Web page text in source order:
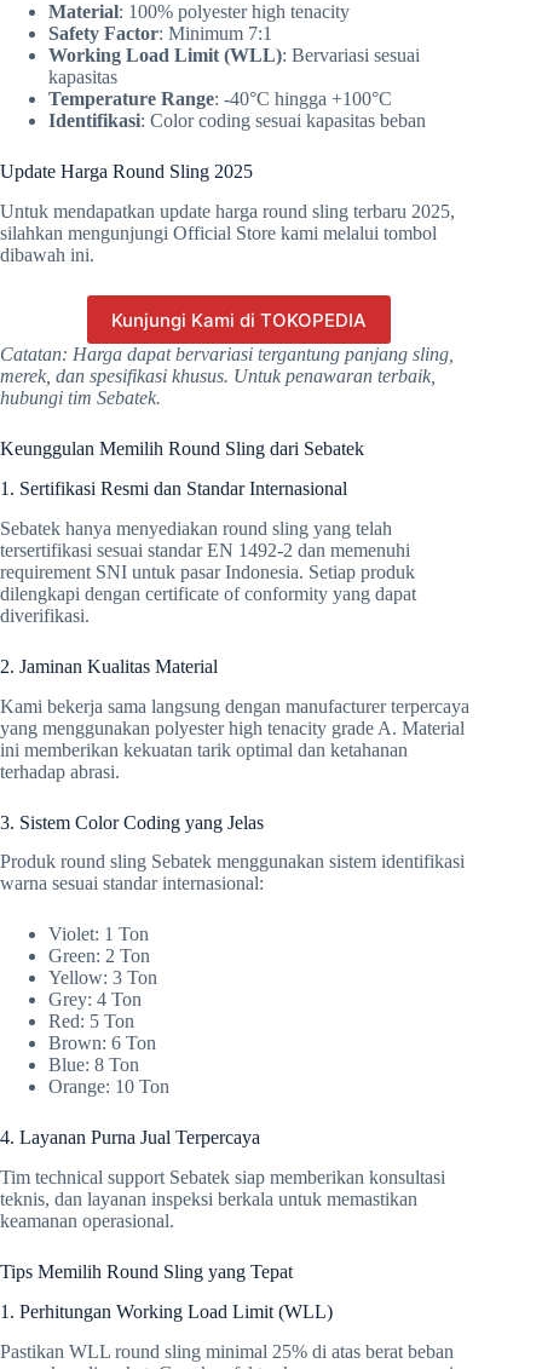
Material: 100% polyester high tenacity
Safety Factor: Minimum 7:1
Working Load Limit (WLL): Bervariasi sesuai
kapasitas
Temperature Range: -40°C hingga +100°C
Identifikasi: Color coding sesuai kapasitas beban
Update Harga Round Sling 2025
Untuk mendapatkan update harga round sling terbaru 2025,
silahkan mengunjungi Official Store kami melalui tombol
dibawah ini.
Kunjungi Kami di TOKOPEDIA
Catatan: Harga dapat bervariasi tergantung panjang sling,
merek, dan spesifikasi khusus. Untuk penawaran terbaik,
hubungi tim Sebatek.
Keunggulan Memilih Round Sling dari Sebatek
1. Sertifikasi Resmi dan Standar Internasional
Sebatek hanya menyediakan round sling yang telah
tersertifikasi sesuai standar EN 1492-2 dan memenuhi
requirement SNI untuk pasar Indonesia. Setiap produk
dilengkapi dengan certificate of conformity yang dapat
diverifikasi.
2. Jaminan Kualitas Material
Kami bekerja sama langsung dengan manufacturer terpercaya
yang menggunakan polyester high tenacity grade A. Material
ini memberikan kekuatan tarik optimal dan ketahanan
terhadap abrasi.
3. Sistem Color Coding yang Jelas
Produk round sling Sebatek menggunakan sistem identifikasi
warna sesuai standar internasional:
Violet: 1 Ton
Green: 2 Ton
Yellow: 3 Ton
Grey: 4 Ton
Red: 5 Ton
Brown: 6 Ton
Blue: 8 Ton
Orange: 10 Ton
4. Layanan Purna Jual Terpercaya
Tim technical support Sebatek siap memberikan konsultasi
teknis, dan layanan inspeksi berkala untuk memastikan
keamanan operasional.
Tips Memilih Round Sling yang Tepat
1. Perhitungan Working Load Limit (WLL)
Pastikan WLL round sling minimal 25% di atas berat beban